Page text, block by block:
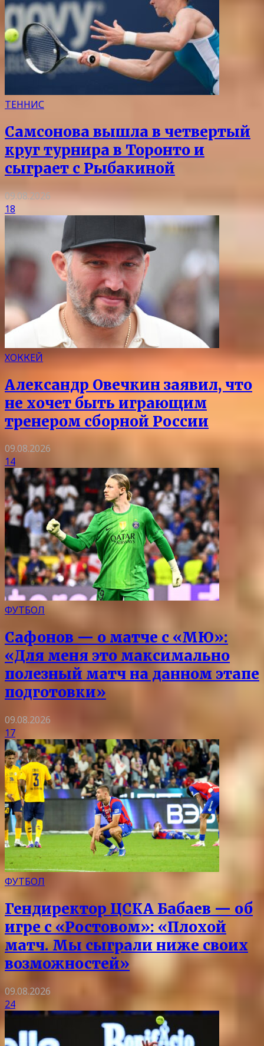
ТЕННИС
Самсонова вышла в четвертый
круг турнира в Торонто и
сыграет с Рыбакиной
09.08.2026
18
ХОККЕЙ
Александр Овечкин заявил, что
не хочет быть играющим
тренером сборной России
09.08.2026
14
ФУТБОЛ
Сафонов — о матче с «МЮ»:
«Для меня это максимально
полезный матч на данном этапе
подготовки»
09.08.2026
17
ФУТБОЛ
Гендиректор ЦСКА Бабаев — об
игре с «Ростовом»: «Плохой
матч. Мы сыграли ниже своих
возможностей»
09.08.2026
24